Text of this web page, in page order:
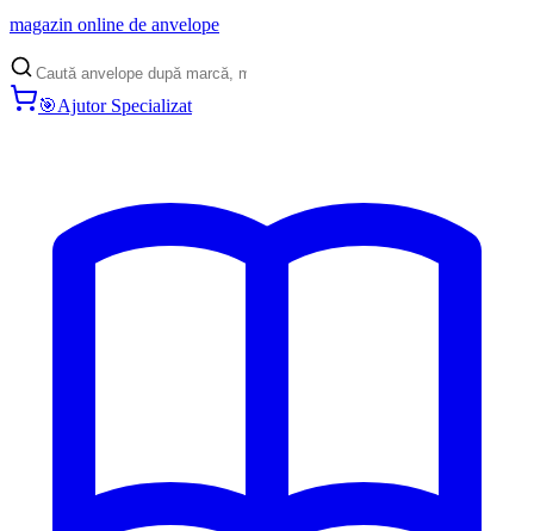
magazin online de anvelope
🎯Ajutor Specializat